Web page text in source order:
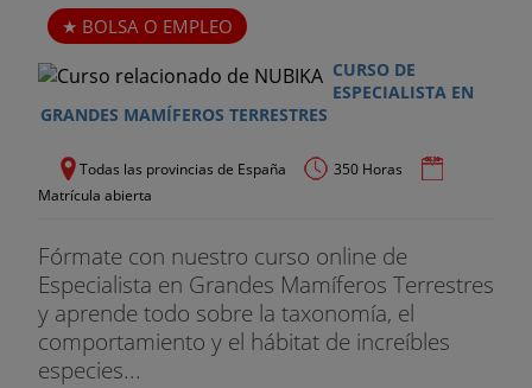
BOLSA O EMPLEO
CURSO DE
ESPECIALISTA EN
GRANDES MAMÍFEROS TERRESTRES
Todas las provincias de España
350 Horas
Matrícula abierta
Fórmate con nuestro curso online de
Especialista en Grandes Mamíferos Terrestres
y aprende todo sobre la taxonomía, el
comportamiento y el hábitat de increíbles
especies...